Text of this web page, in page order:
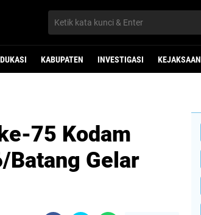
KABUPATEN INVESTIGASI KEJAKSAAN
75 Kodam
Batang Gelar